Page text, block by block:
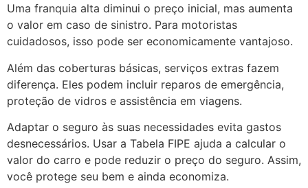
Uma franquia alta diminui o preço inicial, mas aumenta
o valor em caso de sinistro. Para motoristas
cuidadosos, isso pode ser economicamente vantajoso.
Além das coberturas básicas, serviços extras fazem
diferença. Eles podem incluir reparos de emergência,
proteção de vidros e assistência em viagens.
Adaptar o seguro às suas necessidades evita gastos
desnecessários. Usar a Tabela FIPE ajuda a calcular o
valor do carro e pode reduzir o preço do seguro. Assim,
você protege seu bem e ainda economiza.